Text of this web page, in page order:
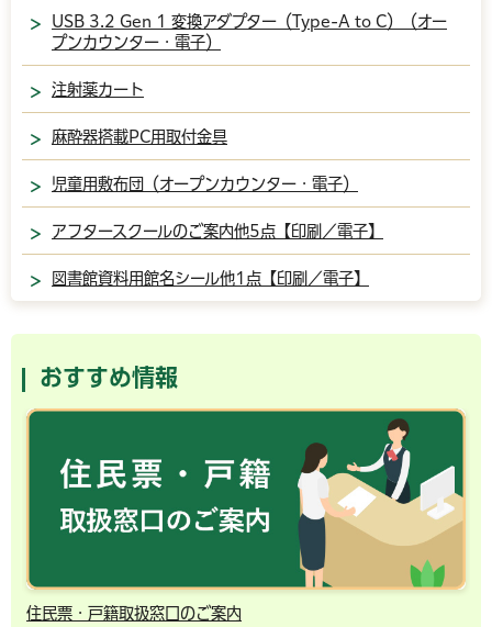
USB 3.2 Gen 1 変換アダプター（Type-A to C）（オー
プンカウンター・電子）
注射薬カート
麻酔器搭載PC用取付金具
児童用敷布団（オープンカウンター・電子）
アフタースクールのご案内他5点【印刷／電子】
図書館資料用館名シール他1点【印刷／電子】
おすすめ情報
千葉市の電子行政サービス